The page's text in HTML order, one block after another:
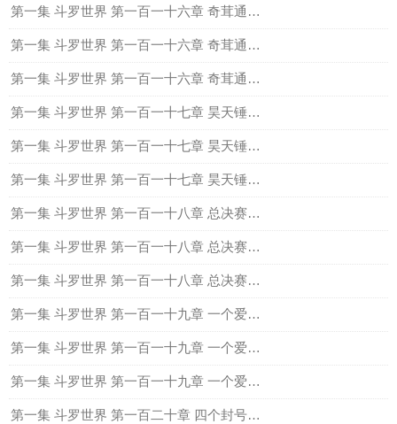
第一集 斗罗世界 第一百一十六章 奇茸通天，虎破龙（上）
第一集 斗罗世界 第一百一十六章 奇茸通天，虎破龙（中）
第一集 斗罗世界 第一百一十六章 奇茸通天，虎破龙（下）
第一集 斗罗世界 第一百一十七章 昊天锤，乱披风（上）
第一集 斗罗世界 第一百一十七章 昊天锤，乱披风（中）
第一集 斗罗世界 第一百一十七章 昊天锤，乱披风（下）
第一集 斗罗世界 第一百一十八章 总决赛，武魂城上
第一集 斗罗世界 第一百一十八章 总决赛，武魂城中
第一集 斗罗世界 第一百一十八章 总决赛，武魂城下
第一集 斗罗世界 第一百一十九章 一个爱花的封号斗罗（上）
第一集 斗罗世界 第一百一十九章 一个爱花的封号斗罗（中）
第一集 斗罗世界 第一百一十九章 一个爱花的封号斗罗（下）
第一集 斗罗世界 第一百二十章 四个封号斗罗（上）